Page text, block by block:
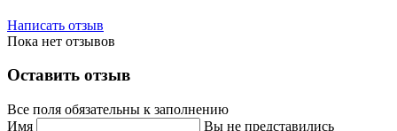
Написать отзыв
Пока нет отзывов
Оставить отзыв
Все поля обязательны к заполнению
Имя
Вы не представились